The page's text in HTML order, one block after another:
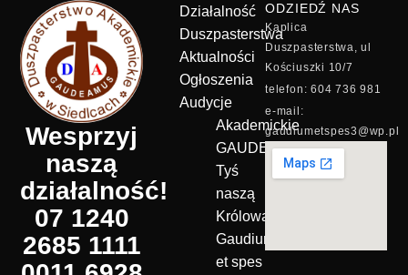
Wesprzyj
naszą
działalność!
07 1240
2685 1111
Działalność
Duszpasterstwa
Aktualności
Ogłoszenia
Audycje
Akademickie
GAUDEAMUS
Tyś
naszą
Królową!
Gaudium
et spes
ODZIEDŹ NAS
Kaplica
Duszpasterstwa, ul
Kościuszki 10/7
telefon: 604 736 981
e-mail:
gaudiumetspes3@wp.pl